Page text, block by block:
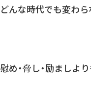
どんな時代でも変わら
慰め・脅し・励ましよ